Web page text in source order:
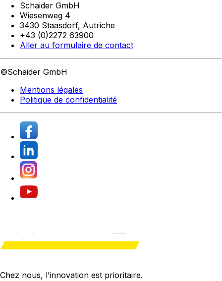
Schaider GmbH
Wiesenweg 4
3430 Staasdorf, Autriche
+43 (0)2272 63900
Aller au formulaire de contact
©Schaider GmbH
Mentions légales
Politique de confidentialité
Chez nous, l’innovation est prioritaire.